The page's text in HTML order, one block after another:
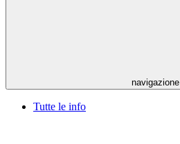
navigazione
Tutte le info